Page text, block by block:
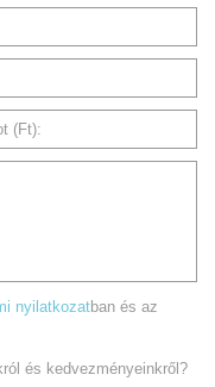
(Ft):
nyilatkozatban és az
és kedvezményeinkről?